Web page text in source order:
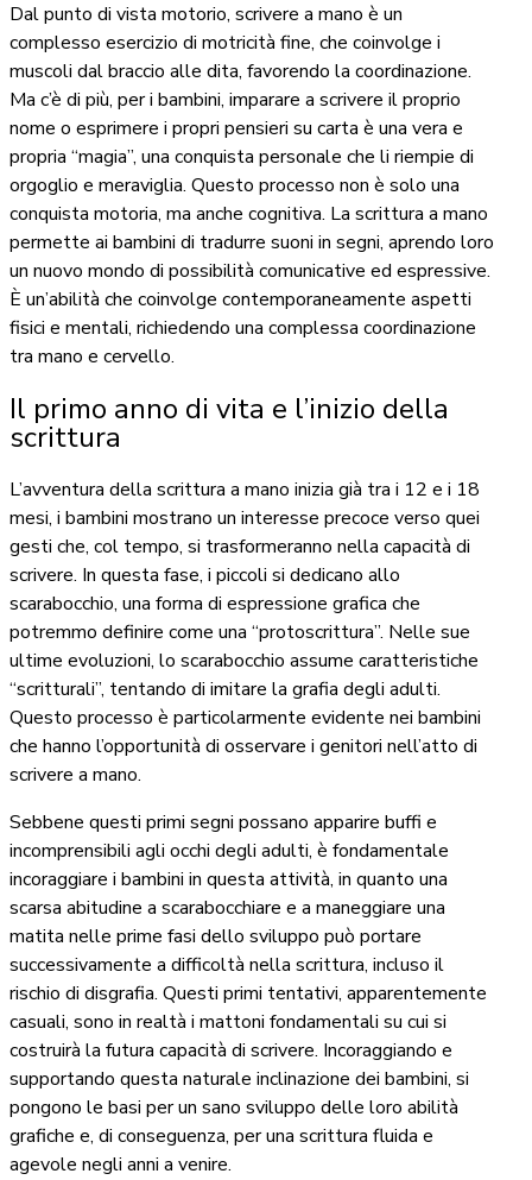
Dal punto di vista motorio, scrivere a mano è un
complesso esercizio di motricità fine, che coinvolge i
muscoli dal braccio alle dita, favorendo la coordinazione.
Ma c’è di più, per i bambini, imparare a scrivere il proprio
nome o esprimere i propri pensieri su carta è una vera e
propria “magia”, una conquista personale che li riempie di
orgoglio e meraviglia. Questo processo non è solo una
conquista motoria, ma anche cognitiva. La scrittura a mano
permette ai bambini di tradurre suoni in segni, aprendo loro
un nuovo mondo di possibilità comunicative ed espressive.
È un’abilità che coinvolge contemporaneamente aspetti
fisici e mentali, richiedendo una complessa coordinazione
tra mano e cervello.
Il primo anno di vita e l’inizio della
scrittura
L’avventura della scrittura a mano inizia già tra i 12 e i 18
mesi, i bambini mostrano un interesse precoce verso quei
gesti che, col tempo, si trasformeranno nella capacità di
scrivere. In questa fase, i piccoli si dedicano allo
scarabocchio, una forma di espressione grafica che
potremmo definire come una “protoscrittura”. Nelle sue
ultime evoluzioni, lo scarabocchio assume caratteristiche
“scritturali”, tentando di imitare la grafia degli adulti.
Questo processo è particolarmente evidente nei bambini
che hanno l’opportunità di osservare i genitori nell’atto di
scrivere a mano.
Sebbene questi primi segni possano apparire buffi e
incomprensibili agli occhi degli adulti, è fondamentale
incoraggiare i bambini in questa attività, in quanto una
scarsa abitudine a scarabocchiare e a maneggiare una
matita nelle prime fasi dello sviluppo può portare
successivamente a difficoltà nella scrittura, incluso il
rischio di disgrafia. Questi primi tentativi, apparentemente
casuali, sono in realtà i mattoni fondamentali su cui si
costruirà la futura capacità di scrivere. Incoraggiando e
supportando questa naturale inclinazione dei bambini, si
pongono le basi per un sano sviluppo delle loro abilità
grafiche e, di conseguenza, per una scrittura fluida e
agevole negli anni a venire.